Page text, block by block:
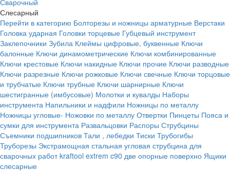
Сварочный
Слесарный
Перейти в категорию Болторезы и ножницы арматурные Верстаки
Головка ударная Головки торцевые Губцевый инструмент
Заклепочники Зубила Клеймы цифровые, буквенные Ключи
балонные Ключи динамометрические Ключи комбинированные
Ключи крестовые Ключи накидные Ключи прочие Ключи разводные
Ключи разрезные Ключи рожковые Ключи свечные Ключи торцовые
и трубчатые Ключи трубные Ключи шарнирные Ключи
шестигранные (имбусовые) Молотки и кувалды Наборы
инструмента Напильники и надфили Ножницы по металлу
Ножницы угловые- Ножовки по металлу Отвертки Пинцеты Пояса и
сумки для инструмента Развальцовки Распоры Струбцины
Съемники подшипников Тали , лебедки Тиски Трубогибы
Труборезы Экстрамощная стальная угловая струбцина для
сварочных работ kraftool extrem c90 две опорные поверхно Ящики
слесарные